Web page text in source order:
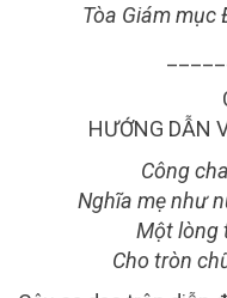
Tòa Giám
HƯỚNG DẪN
Công
Nghĩa mẹ như
Một lòng
Cho tròn